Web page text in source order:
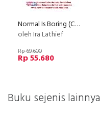
Normal Is Boring (Cover Baru)
oleh Ira Lathief
Rp 69.600
Rp 55.680
Buku sejenis lainnya